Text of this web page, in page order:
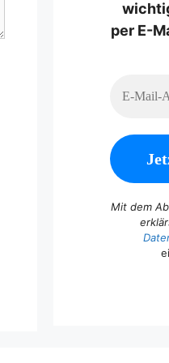
per E-
Mit dem